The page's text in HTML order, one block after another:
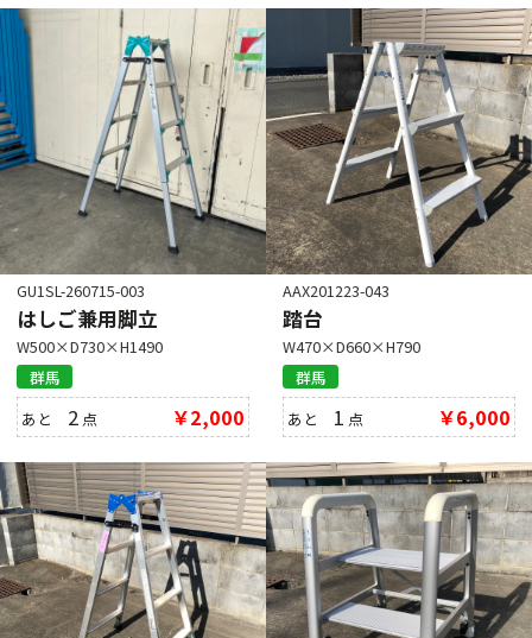
GU1SL-260715-003
はしご兼用脚立
W500×D730×H1490
群馬
あと 2 点 ￥2,000
AAX201223-043
踏台
W470×D660×H790
群馬
あと 1 点 ￥6,000